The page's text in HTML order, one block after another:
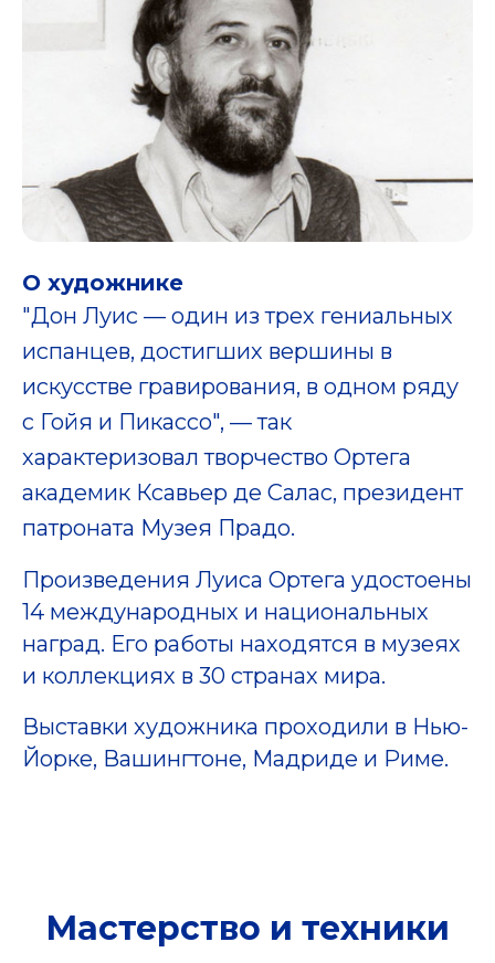
О художнике
"Дон Луис — один из трех гениальных
испанцев, достигших вершины в
искусстве гравирования, в одном ряду
с Гойя и Пикассо", — так
характеризовал творчество Ортега
академик Ксавьер де Салас, президент
патроната Музея Прадо.
Произведения Луиса Ортега удостоены
14 международных и национальных
наград. Его работы находятся в музеях
и коллекциях в 30 странах мира.
Выставки художника проходили в Нью-
Йорке, Вашингтоне, Мадриде и Риме.
Мастерство и техники